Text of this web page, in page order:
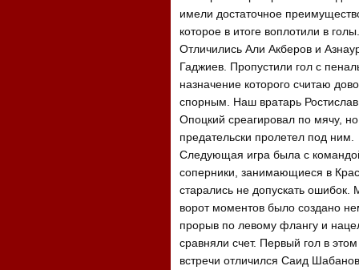
имели достаточное
которое в итоге воплотили в голы.
Отличились Али Акберов и
Гаджиев. Пропустили гол с
назначение которого считаю
спорным. Наш вратарь Ростислав
Опоцкий среагировал по мячу, но
предательски пролетел под ним.
Следующая игра была с
соперники, занимающиеся в
старались не допускать
ворот моментов было создано
прорыв по левому флангу и
сравняли счет. Первый гол в
встречи отличился Саид